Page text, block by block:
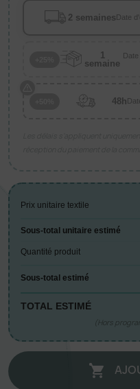
2 semaines Date
1
semaine
Date
48h
Prix unitaire textile
Sous-total unitaire estimé
Quantité produit
Sous-total estimé
TOTAL ESTIMÉ
(Hors
